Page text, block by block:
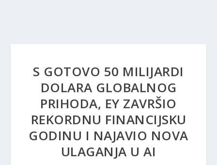
S GOTOVO 50 MILIJARDI
DOLARA GLOBALNOG
PRIHODA, EY ZAVRŠIO
REKORDNU FINANCIJSKU
GODINU I NAJAVIO NOVA
ULAGANJA U AI